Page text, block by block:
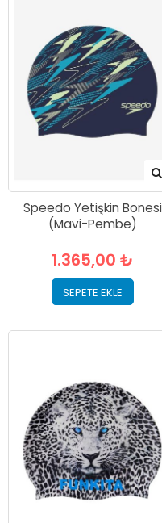
Speedo Yetişkin Bonesi
(Mavi-Pembe)
1.365,00 ₺
SEPETE EKLE